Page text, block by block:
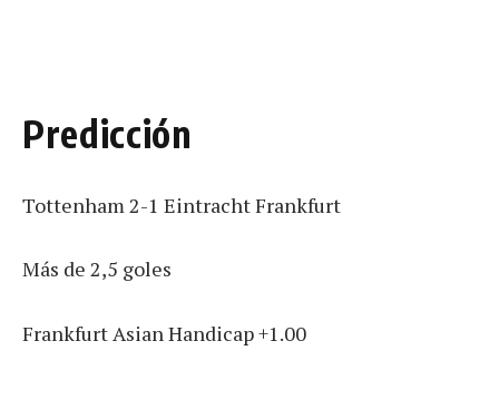
Predicción
Tottenham 2-1 Eintracht Frankfurt
Más de 2,5 goles
Frankfurt Asian Handicap +1.00